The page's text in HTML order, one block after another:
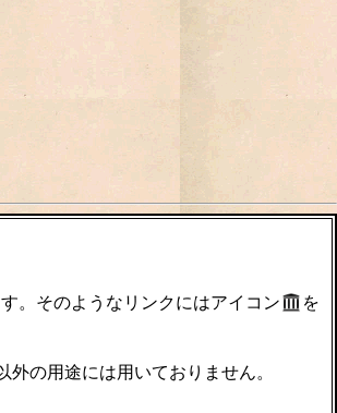
。そのようなリンクにはアイコン
を
の用途には用いておりません。